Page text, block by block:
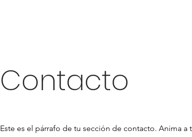
Contacto
Este es el párrafo de tu sección de contacto. Anima